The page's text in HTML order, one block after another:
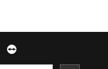
paypalteamviewer